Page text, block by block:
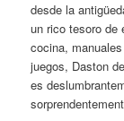
desde la
un rico tesoro de
cocina,
juegos, Daston
es